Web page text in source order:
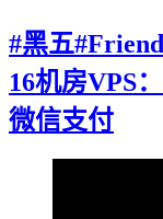
#黑五
16机房VPS
微信支付